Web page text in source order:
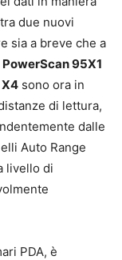
due nuovi
sia a breve che a
PowerScan 95X1
X4 sono ora in
di lettura,
dalle
Auto Range
livello di
PDA, è